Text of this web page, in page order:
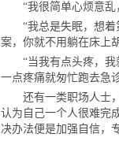
“我很简单心烦意乱，
“我总是失眠，想着第
案，你就不用躺在床上
“当我有点头疼，我就
一点疼痛就匆忙跑去急诊
还有一类职场人士，
认为自己一个人很难完
决办法便是加强自信，